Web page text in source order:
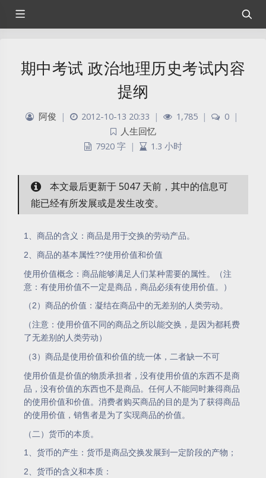
期中考试 政治地理历史考试内容
提纲
阿俊 | 2012-10-13 20:33 | 1,785 | 0 |
人生回忆
7920 字
| 1.3 小时
本文最后更新于 5047 天前，其中的信息可
能已经有所发展或是发生改变。
1、商品的含义：商品是用于交换的劳动产品。
2、商品的基本属性??使用价值和价值
使用价值概念：商品能够满足人们某种需要的属性。（注
意：有使用价值不一定是商品，商品必须有使用价值。）
（2）商品的价值：凝结在商品中的无差别的人类劳动。
（注意：使用价值不同的商品之所以能交换，是因为都耗费
了无差别的人类劳动）
（3）商品是使用价值和价值的统一体，二者缺一不可
使用价值是价值的物质承担者，没有使用价值的东西不是商
品，没有价值的东西也不是商品。任何人不能同时兼得商品
的使用价值和价值。消费者购买商品的目的是为了获得商品
的使用价值，销售者是为了实现商品的价值。
（二）货币的本质。
1、货币的产生：货币是商品交换发展到一定阶段的产物；
2、货币的含义和本质：